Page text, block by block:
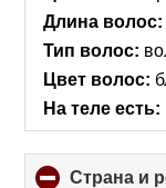
Длина волос:
Тип волос:
Цвет волос:
На теле есть:
Страна и